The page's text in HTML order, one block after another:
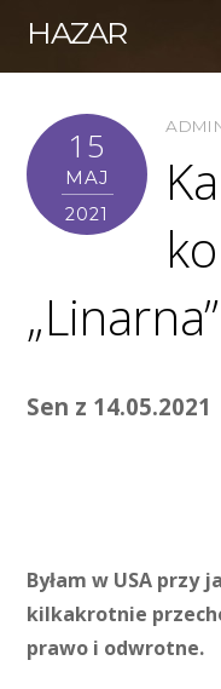
HAZAR
15
MAJ
2021
Sen z 14.05.2021
Byłam w USA
kilkakrotnie
prawo i odwrotne.